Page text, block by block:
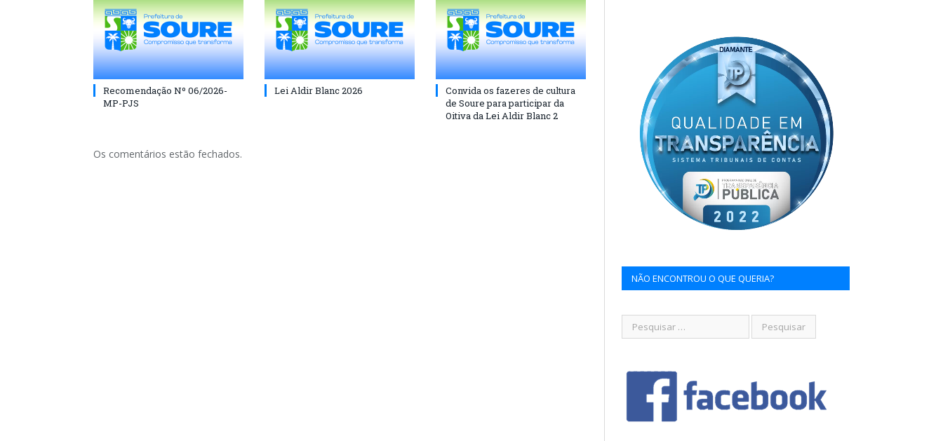
Recomendação Nº 06/2026-
MP-PJS
Lei Aldir Blanc 2026
Convida os fazeres de cultura
de Soure para participar da
Oitiva da Lei Aldir Blanc 2
Os comentários estão fechados.
NÃO ENCONTROU O QUE QUERIA?